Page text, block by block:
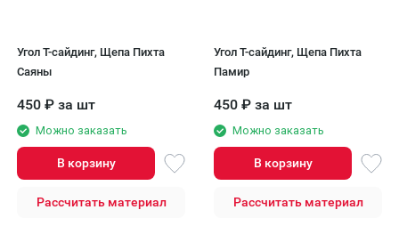
Угол Т-сайдинг, Щепа Пихта
Саяны
450 ₽ за шт
Можно заказать
В корзину
Рассчитать материал
Угол Т-сайдинг, Щепа Пихта
Памир
450 ₽ за шт
Можно заказать
В корзину
Рассчитать материал